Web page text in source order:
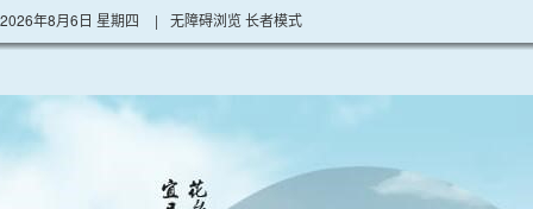
2026年8月6日 星期四 | 无障碍浏览长者模式